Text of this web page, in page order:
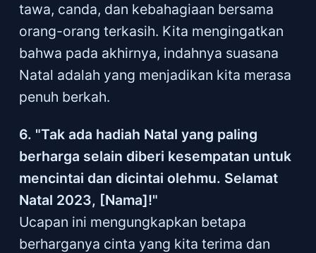
tawa, canda, dan kebahagiaan bersama
orang-orang terkasih. Kita mengingatkan
bahwa pada akhirnya, indahnya suasana
Natal adalah yang menjadikan kita merasa
penuh berkah.
6. "Tak ada hadiah Natal yang paling
berharga selain diberi kesempatan untuk
mencintai dan dicintai olehmu. Selamat
Natal 2023, [Nama]!"
Ucapan ini mengungkapkan betapa
berharganya cinta yang kita terima dan